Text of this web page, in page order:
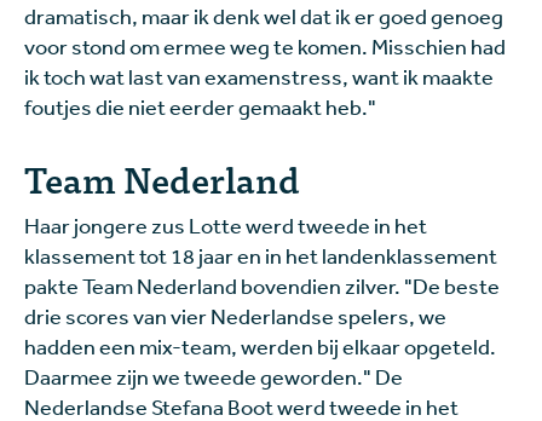
dramatisch, maar ik denk wel dat ik er goed genoeg
voor stond om ermee weg te komen. Misschien had
ik toch wat last van examenstress, want ik maakte
foutjes die niet eerder gemaakt heb."
Team Nederland
Haar jongere zus Lotte werd tweede in het
klassement tot 18 jaar en in het landenklassement
pakte Team Nederland bovendien zilver. "De beste
drie scores van vier Nederlandse spelers, we
hadden een mix-team, werden bij elkaar opgeteld.
Daarmee zijn we tweede geworden." De
Nederlandse Stefana Boot werd tweede in het